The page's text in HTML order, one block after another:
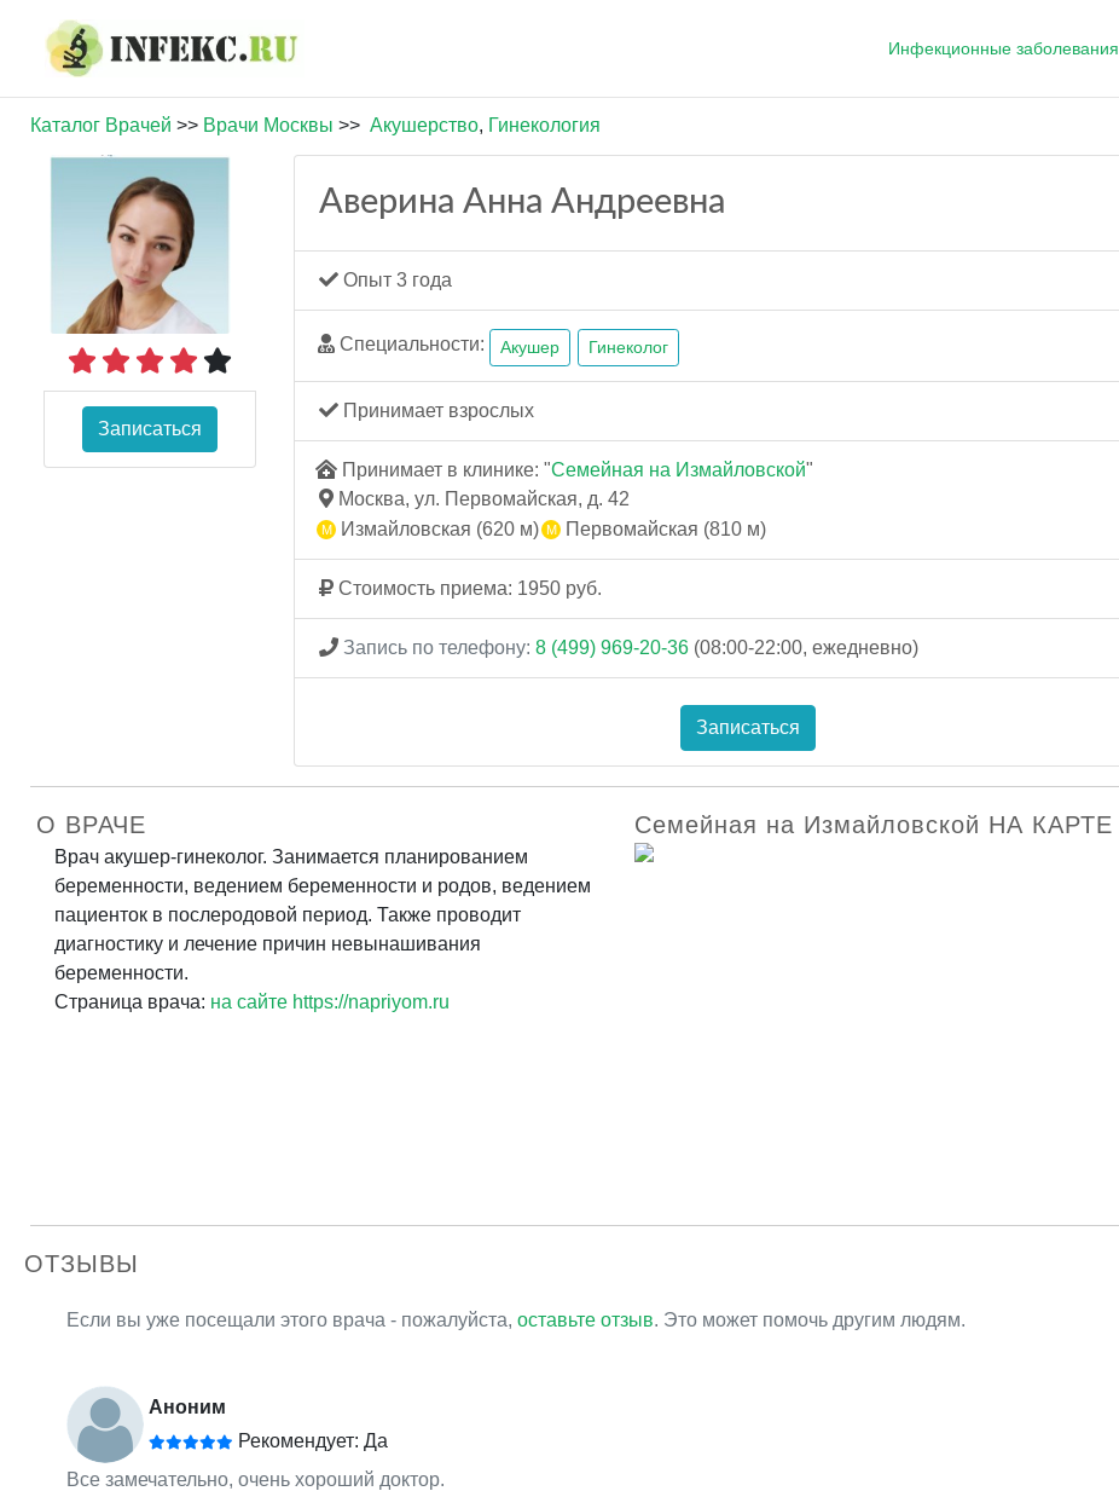
Инфекционные заболевания
Каталог Врачей >> Врачи Москвы >> Акушерство, Гинекология
Записаться
Аверина Анна Андреевна
Опыт 3 года
Специальности: Акушер Гинеколог
Принимает взрослых
Принимает в клинике: "Семейная на Измайловской"
Москва, ул. Первомайская, д. 42
Измайловская (620 м)
Первомайская (810 м)
Стоимость приема: 1950 руб.
Запись по телефону: 8 (499) 969-20-36 (08:00-22:00, ежедневно)
Записаться
О ВРАЧЕ
Врач акушер-гинеколог. Занимается планированием
беременности, ведением беременности и родов, ведением
пациенток в послеродовой период. Также проводит
диагностику и лечение причин невынашивания
беременности.
Страница врача: на сайте https://napriyom.ru
Семейная на Измайловской НА КАРТЕ
ОТЗЫВЫ
Если вы уже посещали этого врача - пожалуйста, оставьте отзыв. Это может помочь другим людям.
Аноним
Рекомендует: Да
Все замечательно, очень хороший доктор.